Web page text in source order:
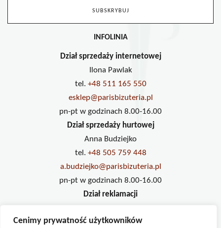
Cenimy prywatność użytkowników
INFOLINIA
Dział sprzedaży internetowej
Ilona Pawlak
tel. +48 511 165 550
esklep@parisbizuteria.pl
pn-pt w godzinach 8.00-16.00
Dział sprzedaży hurtowej
Anna Budziejko
tel. +48 505 759 448
a.budziejko@parisbizuteria.pl
pn-pt w godzinach 8.00-16.00
Dział reklamacji
tel. +48 733 234 833